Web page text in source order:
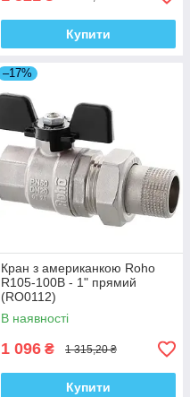
Купити
–17%
Кран з американкою Roho
R105-100B - 1" прямий
(RO0112)
В наявності
1 096 ₴ 1 315,20 ₴
Купити